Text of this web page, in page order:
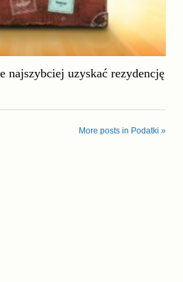
najszybciej uzyskać rezydencję
More posts in Podatki »